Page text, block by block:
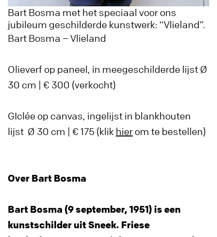
Bart Bosma met het speciaal voor ons
jubileum geschilderde kunstwerk: “Vlieland”.
Bart Bosma – Vlieland
Olieverf op paneel, in meegeschilderde lijst Ø
30 cm | € 300 (verkocht)
GIclée op canvas, ingelijst in blankhouten
lijst Ø 30 cm | € 175 (klik hier om te bestellen)
Over Bart Bosma
Bart Bosma (9 september, 1951) is een
kunstschilder uit Sneek. Friese